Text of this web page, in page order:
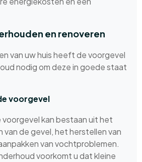
en renoveren
van uw huis heeft de voorgevel
nodig om deze in goede staat
voorgevel
kan bestaan uit het
van de gevel, het herstellen van
van vochtproblemen.
voorkomt u dat kleine